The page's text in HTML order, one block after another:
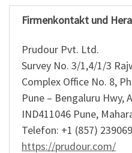
Firmenkontakt und
Prudour Pvt. Ltd.
Survey No. 3/1,4/1/3
Complex Office No. 8,
Pune – Bengaluru Hwy,
IND411046 Pune,
Telefon: +1 (857)
https://prudour.com/